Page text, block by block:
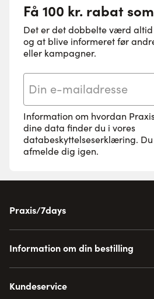
Få 100 kr. rabat
Det er det dobbelte værd
og at blive informeret før
eller kampagner.
Information om hvordan
dine data finder du i vores
databeskyttelseserklæring.
afmelde dig igen.
Praxis/7days
Information om din bestilling
Kundeservice